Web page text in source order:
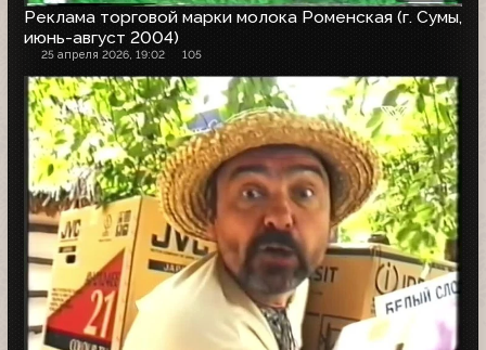
Реклама торговой марки молока Роменская (г. Сумы,
июнь-август 2004)
25 апреля 2026, 19:02 105